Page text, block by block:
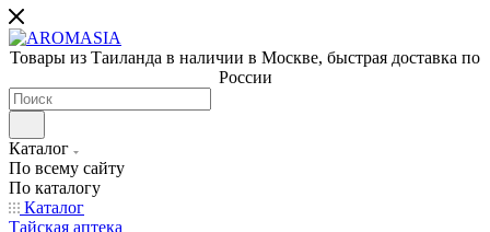
Товары из Таиланда в наличии в Москве, быстрая доставка по
России
Каталог
По всему сайту
По каталогу
Каталог
Тайская аптека